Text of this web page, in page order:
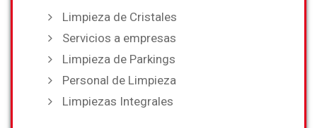
Limpieza de Cristales
Servicios a empresas
Limpieza de Parkings
Personal de Limpieza
Limpiezas Integrales